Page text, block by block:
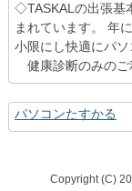
◇TASKALの出張基
まれています。 年
小限にし快適にパソ
健康診断のみのご
パソコンたすかる
Copyright (C)